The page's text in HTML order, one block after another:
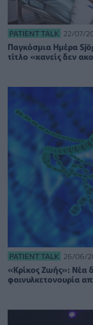
PATIENT TALK 22/07/
Παγκόσμια Ημέρα
τίτλο «κανείς δεν
PATIENT TALK 26/06/
«Κρίκος Ζωής»: Νέα
φαινυλκετονουρία